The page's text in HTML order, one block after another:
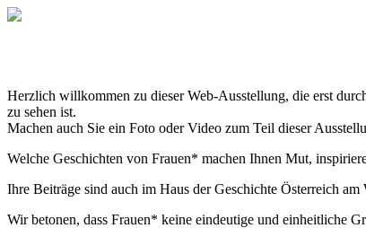
Herzlich willkommen zu dieser Web-Ausstellung, die erst
zu sehen ist.
Machen auch Sie ein Foto oder Video zum Teil dieser
Welche Geschichten von Frauen* machen Ihnen Mut,
Ihre Beiträge sind auch im Haus der Geschichte Österreich
Wir betonen, dass Frauen* keine eindeutige und einheitliche